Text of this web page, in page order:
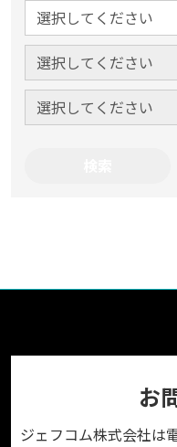
お
ジェフコム株式会社は